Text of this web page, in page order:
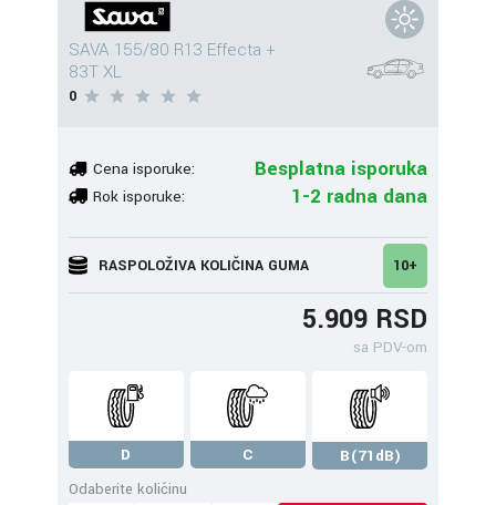
SAVA 155/80 R13 Effecta +
83T XL
0
Cena isporuke: Besplatna isporuka
Rok isporuke: 1-2 radna dana
RASPOLOŽIVA KOLIČINA GUMA 10+
5.909 RSD
sa PDV-om
D C
B(71dB)
Odaberite količinu